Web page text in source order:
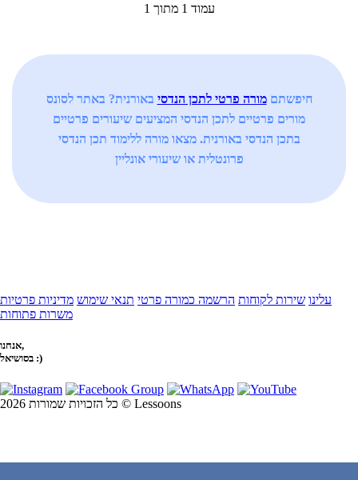
עמוד 1 מתוך 1
חיפשתםמורה פרטי לתכן הנדסי באורנית? באתר לסונס
מורים פרטיים לתכן הנדסי המציעים שיעורים פרטיים
בתכן הנדסי באורנית. מצאו מורה ללימוד תכן הנדסי
פרונטלית או שיעורי אונליין
עלינו שירות לקוחות הרשמה כמורה פרטי תנאי שימוש מדיניות פרטיות
משרות פתוחות
אנחנו,
בסושיאל :)
כל הזכויות שמורות 2026 © Lessoons